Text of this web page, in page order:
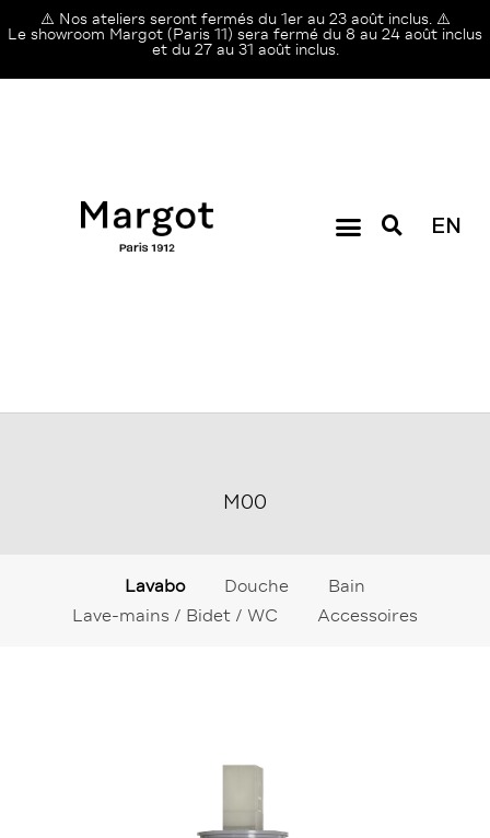
⚠️ Nos ateliers seront fermés du 1er au 23 août inclus. ⚠️
Le showroom Margot (Paris 11) sera fermé du 8 au 24 août inclus
et du 27 au 31 août inclus.
EN
M00
Lavabo Douche
Bain
Lave-mains / Bidet / WC
Accessoires